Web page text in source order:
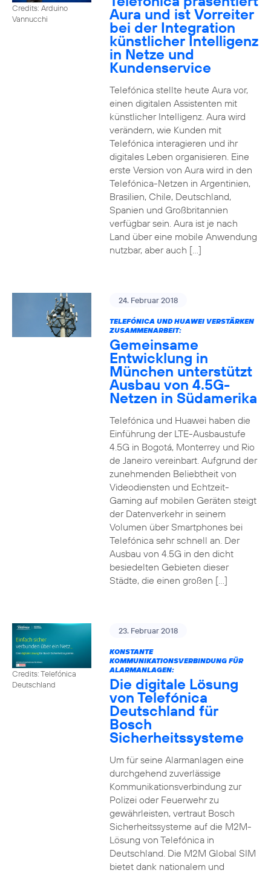
Credits: Arduino
Vannucchi
Aura und ist Vorreiter
bei der Integration
künstlicher Intelligenz
in Netze und
Kundenservice
Telefónica stellte heute Aura vor,
einen digitalen Assistenten mit
künstlicher Intelligenz. Aura wird
verändern, wie Kunden mit
Telefónica interagieren und ihr
digitales Leben organisieren. Eine
erste Version von Aura wird in den
Telefónica-Netzen in Argentinien,
Brasilien, Chile, Deutschland,
Spanien und Großbritannien
verfügbar sein. Aura ist je nach
Land über eine mobile Anwendung
nutzbar, aber auch […]
24. Februar 2018
TELEFÓNICA UND HUAWEI VERSTÄRKEN
ZUSAMMENARBEIT:
Gemeinsame
Entwicklung in
München unterstützt
Ausbau von 4.5G-
Netzen in Südamerika
Telefónica und Huawei haben die
Einführung der LTE-Ausbaustufe
4.5G in Bogotá, Monterrey und Rio
de Janeiro vereinbart. Aufgrund der
zunehmenden Beliebtheit von
Videodiensten und Echtzeit-
Gaming auf mobilen Geräten steigt
der Datenverkehr in seinem
Volumen über Smartphones bei
Telefónica sehr schnell an. Der
Ausbau von 4.5G in den dicht
besiedelten Gebieten dieser
Städte, die einen großen […]
Credits: Telefónica
Deutschland
23. Februar 2018
KONSTANTE
KOMMUNIKATIONSVERBINDUNG FÜR
ALARMANLAGEN:
Die digitale Lösung
von Telefónica
Deutschland für
Bosch
Sicherheitssysteme
Um für seine Alarmanlagen eine
durchgehend zuverlässige
Kommunikationsverbindung zur
Polizei oder Feuerwehr zu
gewährleisten, vertraut Bosch
Sicherheitssysteme auf die M2M-
Lösung von Telefónica in
Deutschland. Die M2M Global SIM
bietet dank nationalem und